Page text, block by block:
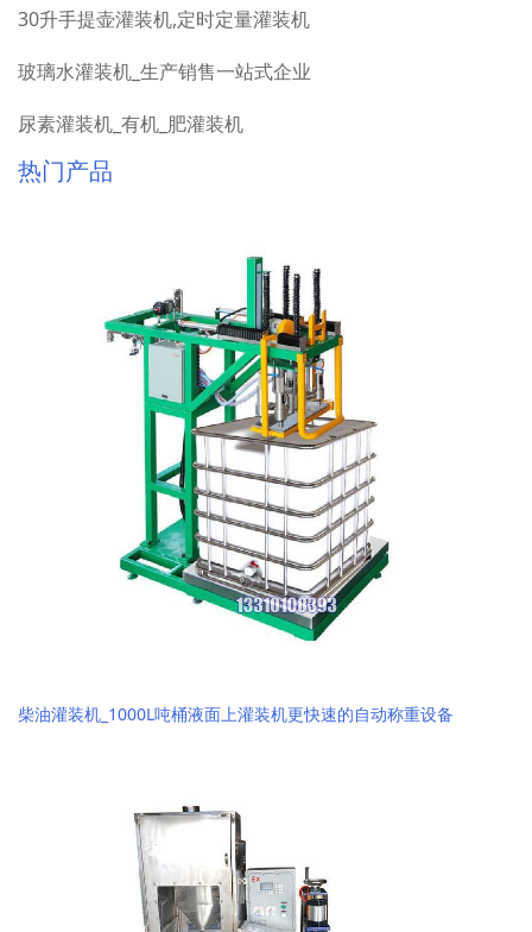
30升手提壶灌装机,定时定量灌装机
玻璃水灌装机_生产销售一站式企业
尿素灌装机_有机_肥灌装机
热门产品
柴油灌装机_1000L吨桶液面上灌装机更快速的自动称重设备